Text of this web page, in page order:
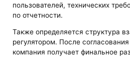
пользователей, технических
по отчетности.
Также определяется структура
регулятором. После
компания получает финальное